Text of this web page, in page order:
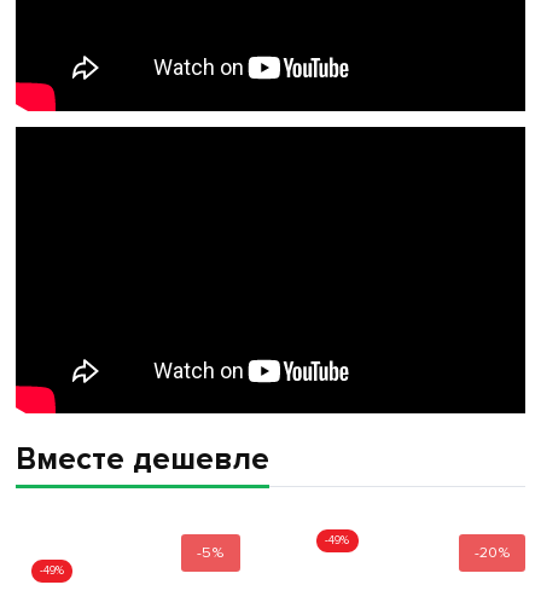
Вместе дешевле
-5%
-49%
-20%
-49%